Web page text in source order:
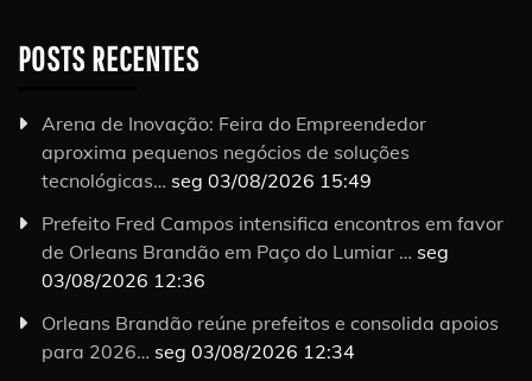
POSTS RECENTES
Arena de Inovação: Feira do Empreendedor
aproxima pequenos negócios de soluções
tecnológicas… seg 03/08/2026 15:49
Prefeito Fred Campos intensifica encontros em favor
de Orleans Brandão em Paço do Lumiar … seg
03/08/2026 12:36
Orleans Brandão reúne prefeitos e consolida apoios
para 2026… seg 03/08/2026 12:34